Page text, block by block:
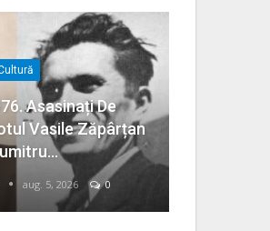
Asasinați De
Vasile Zăpârțan
aug. 5, 2026 0